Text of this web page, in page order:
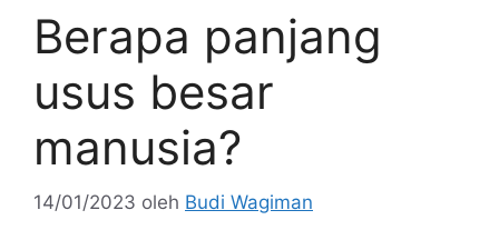
Berapa panjang
usus besar
manusia?
14/01/2023 oleh Budi Wagiman